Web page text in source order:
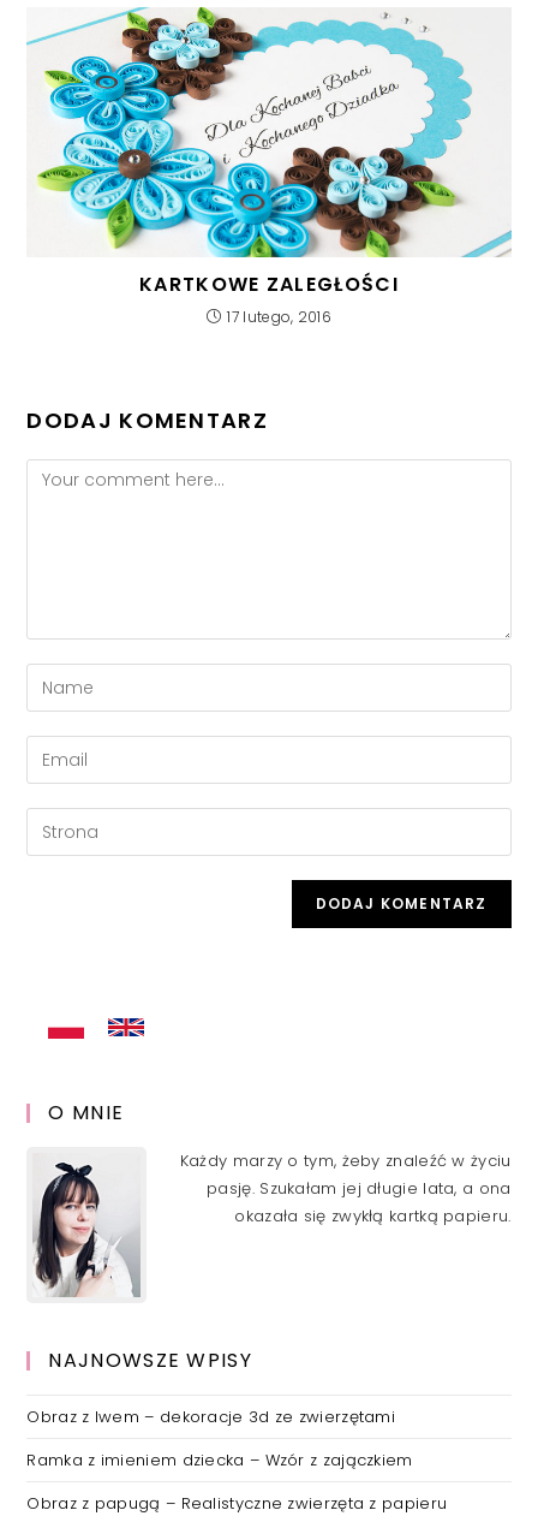
KARTKOWE ZALEGŁOŚCI
17 lutego, 2016
DODAJ KOMENTARZ
Comment
Enter
your
name
or
to
comment
Enter
your
email
address
Enter
your
O MNIE
Każdy marzy o tym, żeby znaleźć w życiu
pasję. Szukałam jej długie lata, a ona
okazała się zwykłą kartką papieru.
NAJNOWSZE WPISY
Obraz z lwem – dekoracje 3d ze zwierzętami
Ramka z imieniem dziecka – Wzór z zajączkiem
Obraz z papugą – Realistyczne zwierzęta z papieru